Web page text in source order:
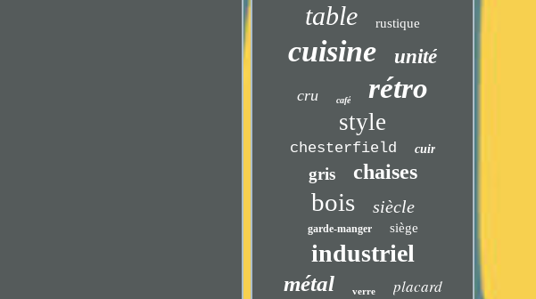
table rustique
cuisine unité
cru café rétro
style
chesterfield cuir
gris chaises
bois siècle
garde-manger siège
industriel
métal verre placard